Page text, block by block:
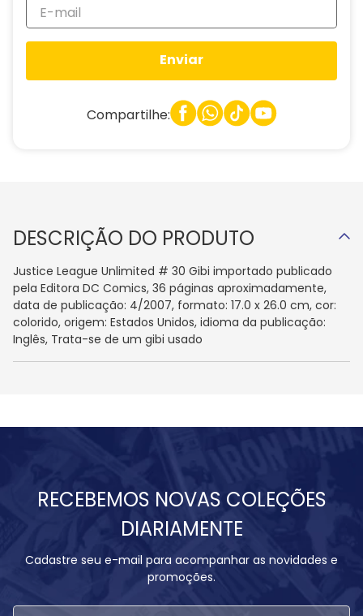
Enviar
Compartilhe:
DESCRIÇÃO DO PRODUTO
Justice League Unlimited # 30 Gibi importado publicado
pela Editora DC Comics, 36 páginas aproximadamente,
data de publicação: 4/2007, formato: 17.0 x 26.0 cm, cor:
colorido, origem: Estados Unidos, idioma da publicação:
Inglês, Trata-se de um gibi usado
RECEBEMOS NOVAS COLEÇÕES
DIARIAMENTE
Cadastre seu e-mail para acompanhar as novidades e
promoções.